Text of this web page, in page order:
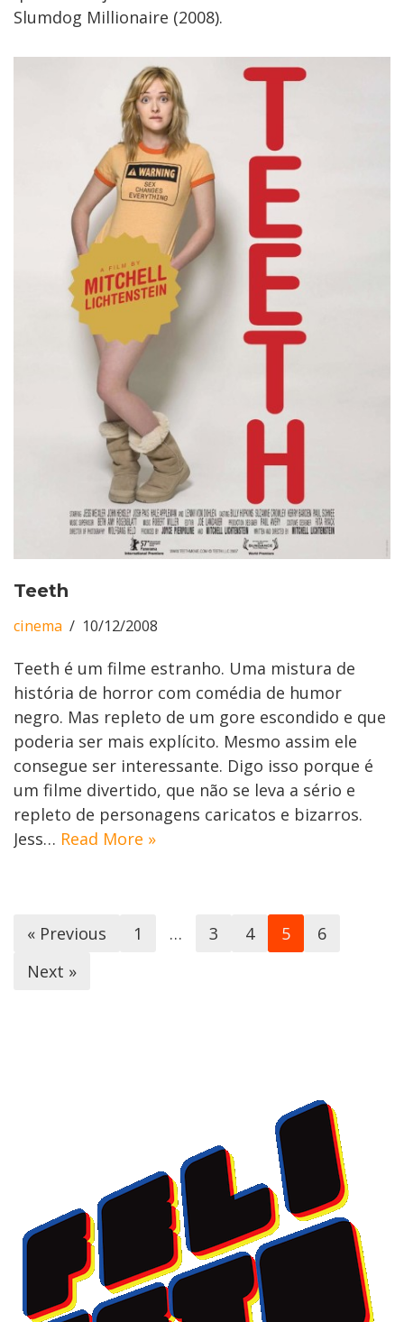
Slumdog Millionaire (2008).
Teeth
cinema 10/12/2008
Teeth é um filme estranho. Uma mistura de
história de horror com comédia de humor
negro. Mas repleto de um gore escondido e que
poderia ser mais explícito. Mesmo assim ele
consegue ser interessante. Digo isso porque é
um filme divertido, que não se leva a sério e
repleto de personagens caricatos e bizarros.
Jess… Read More »
« Previous 1 … 3 4 5
6
Next »